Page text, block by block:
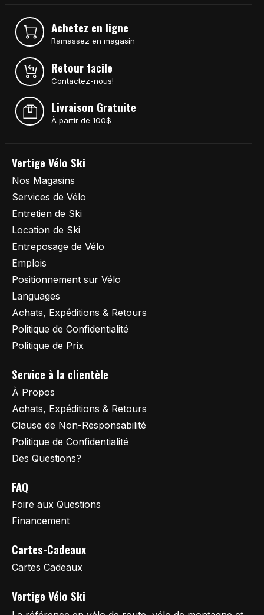
Achetez en ligne
Ramassez en magasin
Retour facile
Contactez-nous!
Livraison Gratuite
À partir de 100$
Vertige Vélo Ski
Nos Magasins
Services de Vélo
Entretien de Ski
Location de Ski
Entreposage de Vélo
Emplois
Positionnement sur Vélo
Languages
Achats, Expéditions & Retours
Politique de Confidentialité
Politique de Prix
Service à la clientèle
À Propos
Achats, Expéditions & Retours
Clause de Non-Responsabilité
Politique de Confidentialité
Des Questions?
FAQ
Foire aux Questions
Financement
Cartes-Cadeaux
Cartes Cadeaux
Vertige Vélo Ski